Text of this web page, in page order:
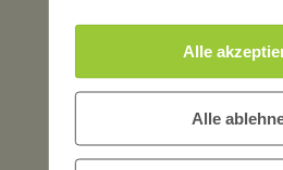
Alle
Alle